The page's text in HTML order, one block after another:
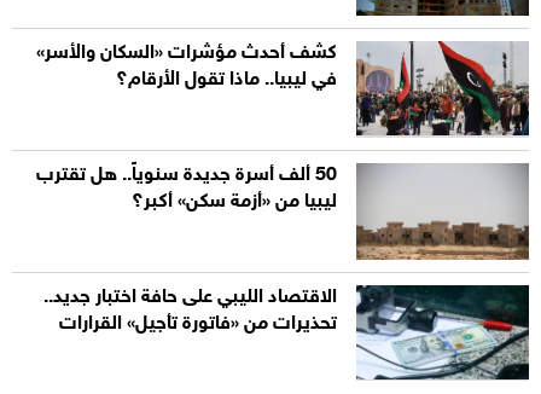
كشف أحدث مؤشرات «السكان والأسر»
في ليبيا.. ماذا تقول الأرقام؟
50 ألف أسرة جديدة سنوياً.. هل تقترب
ليبيا من «أزمة سكن» أكبر؟
الاقتصاد الليبي على حافة اختبار جديد..
تحذيرات من «فاتورة تأجيل» القرارات